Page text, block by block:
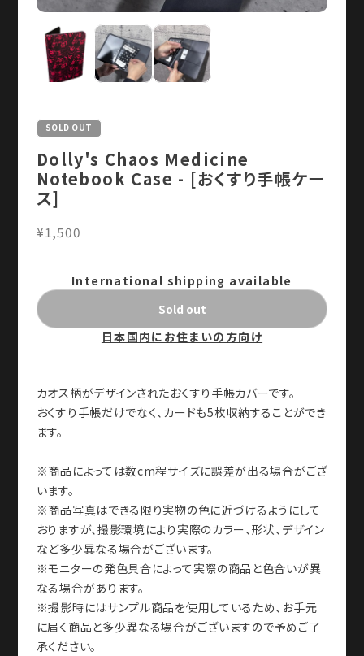
SOLD OUT
Dolly's Chaos Medicine
Notebook Case - [おくすり手帳ケー
ス]
¥1,500
International shipping available
Sold out
日本国内にお住まいの方向け
カオス柄がデザインされたおくすり手帳カバーです。
おくすり手帳だけでなく、カードも5枚収納することができ
ます。
※商品によっては数cm程サイズに誤差が出る場合がござ
います。
※商品写真はできる限り実物の色に近づけるようにして
おりますが、撮影環境により実際のカラー、形状、デザイン
など多少異なる場合がございます。
※モニターの発色具合によって実際の商品と色合いが異
なる場合があります。
※撮影時にはサンプル商品を使用しているため、お手元
に届く商品と多少異なる場合がございますので予めご了
承ください。